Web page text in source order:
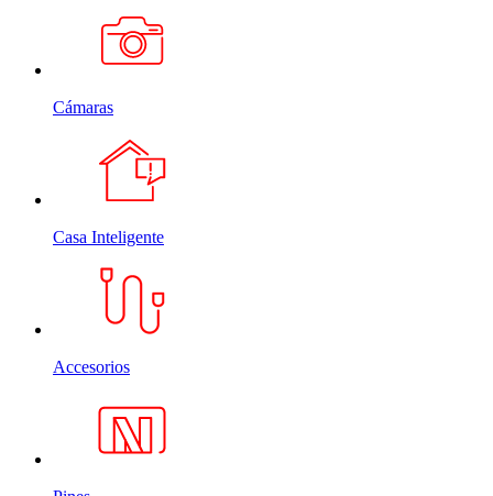
Cámaras
Casa Inteligente
Accesorios